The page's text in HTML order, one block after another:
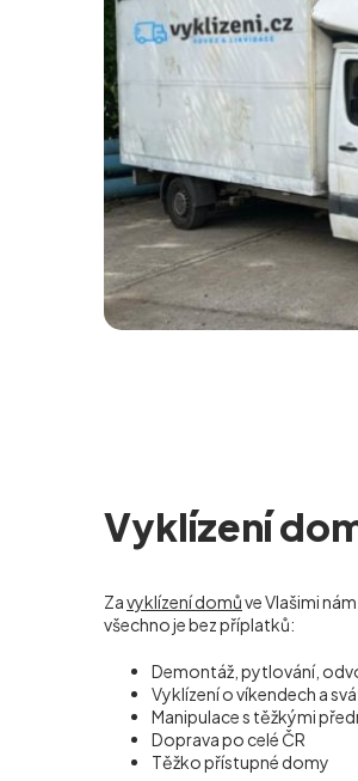
Vyklízení
Zavyklízení domůve Vlašimi nám
všechno je bez příplatků:
Demontáž, pytlování,
Vyklízení o víkendech a
Manipulace s těžkými
Doprava po celé ČR
Těžko přístupné domy